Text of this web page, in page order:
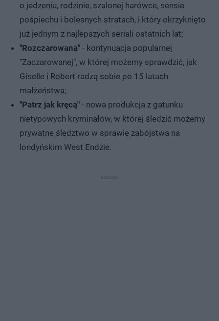
o jedzeniu, rodzinie, szalonej harówce, sensie
pośpiechu i bolesnych stratach, i który okrzyknięto
już jednym z najlepszych seriali ostatnich lat;
"Rozczarowana" - kontynuacja popularnej
"Zaczarowanej", w której możemy sprawdzić, jak
Giselle i Robert radzą sobie po 15 latach
małżeństwa;
"Patrz jak kręcą" - nowa produkcja z gatunku
nietypowych kryminałów, w której śledzić możemy
prywatne śledztwo w sprawie zabójstwa na
londyńskim West Endzie.